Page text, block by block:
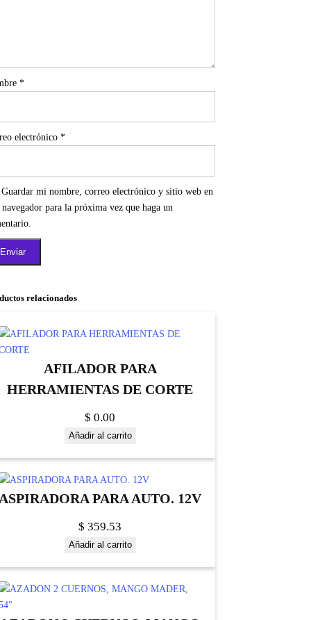
*
electrónico *
Guardar mi nombre, correo electrónico y sitio web en
navegador para la próxima vez que haga un
relacionados
AFILADOR PARA
HERRAMIENTAS DE CORTE
$ 0.00
Añadir al carrito
PARA AUTO. 12V
$ 359.53
Añadir al carrito